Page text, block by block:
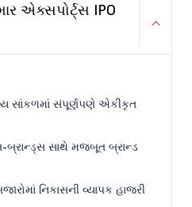
એક્સપોર્ટ્સ IPO
સાંકળમાં સંપૂર્ણપણે એકીકૃત
સાથે મજબૂત બ્રાન્ડ
નિકાસની વ્યાપક હાજરી